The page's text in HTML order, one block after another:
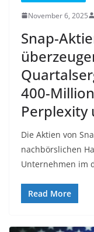
November 6, 2025
Snap-
400-
Perplexity
Die Aktien von
nachbörslichen
Unternehmen im
Read More